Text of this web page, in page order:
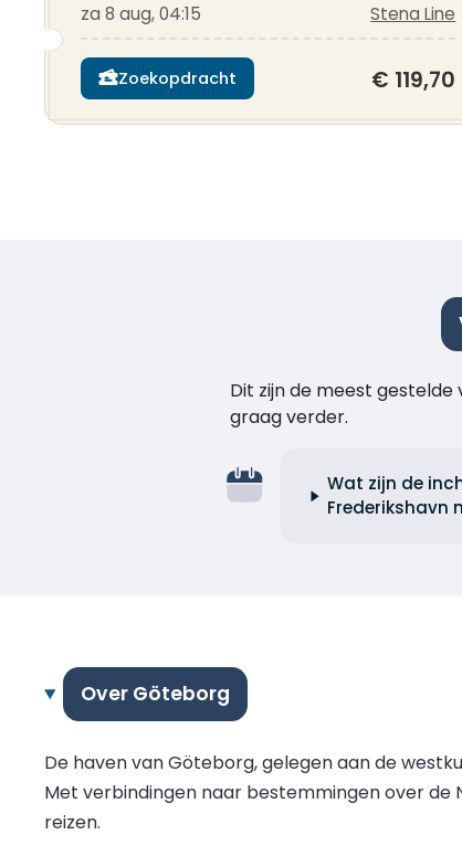
za 8 aug, 04:15 Stena Line
Zoekopdracht € 119,70
Dit zijn de meest
graag verder.
Wat zijn de
Frederikshavn
Over Göteborg
De haven van Göteborg, gelegen aan de
Met verbindingen naar bestemmingen over
reizen.